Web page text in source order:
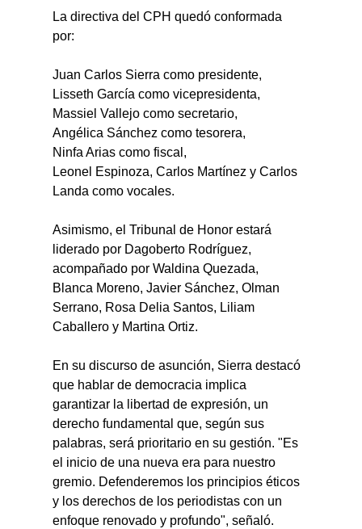
La directiva del CPH quedó conformada
por:
Juan Carlos Sierra como presidente,
Lisseth García como vicepresidenta,
Massiel Vallejo como secretario,
Angélica Sánchez como tesorera,
Ninfa Arias como fiscal,
Leonel Espinoza, Carlos Martínez y Carlos
Landa como vocales.
Asimismo, el Tribunal de Honor estará
liderado por Dagoberto Rodríguez,
acompañado por Waldina Quezada,
Blanca Moreno, Javier Sánchez, Olman
Serrano, Rosa Delia Santos, Liliam
Caballero y Martina Ortiz.
En su discurso de asunción, Sierra destacó
que hablar de democracia implica
garantizar la libertad de expresión, un
derecho fundamental que, según sus
palabras, será prioritario en su gestión. "Es
el inicio de una nueva era para nuestro
gremio. Defenderemos los principios éticos
y los derechos de los periodistas con un
enfoque renovado y profundo", señaló.